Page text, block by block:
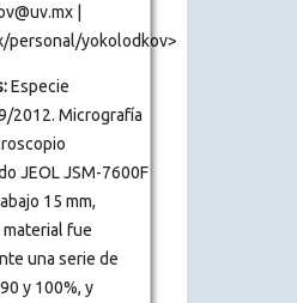
|
personal/yokolodkov>
Especie
2012. Micrografía
JEOL JSM-7600F
15 mm,
material fue
una serie de
y 100%, y